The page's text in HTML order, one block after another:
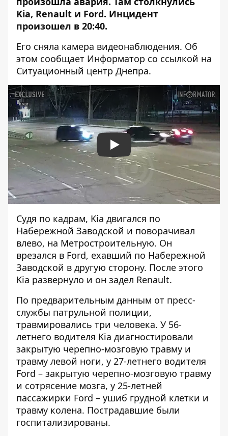
Kia, Renault и Ford. Инцидент
произошел в 20:40.
Его сняла камера видеонаблюдения. Об
этом сообщает Информатор со ссылкой на
Ситуационный центр Днепра.
Play
Судя по кадрам, Kia двигался по
Набережной Заводской и поворачивал
влево, на Метростроительную. Он
врезался в Ford, ехавший по Набережной
Заводской в ​​другую сторону. После этого
Kia развернуло и он задел Renault.
По предварительным данным от пресс-
службы патрульной полиции,
травмировались три человека. У 56-
летнего водителя Kia диагностировали
закрытую черепно-мозговую травму и
травму левой ноги, у 27-летнего водителя
Ford – закрытую черепно-мозговую травму
и сотрясение мозга, у 25-летней
пассажирки Ford – ушиб грудной клетки и
травму колена. Пострадавшие были
госпитализированы.